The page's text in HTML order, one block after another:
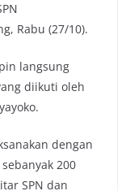
Rabu (27/10).
langsung
diikuti oleh
dengan
200
SPN dan